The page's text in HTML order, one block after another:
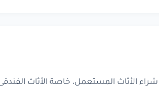
شراء الأثاث المستعمل، خاصة الأثاث